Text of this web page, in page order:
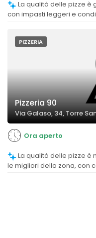
con impasti leggeri e
PIZZERIA
Pizzeria 90
Via Galaso, 34, Torre
Ora aperto
le migliori della zona, con